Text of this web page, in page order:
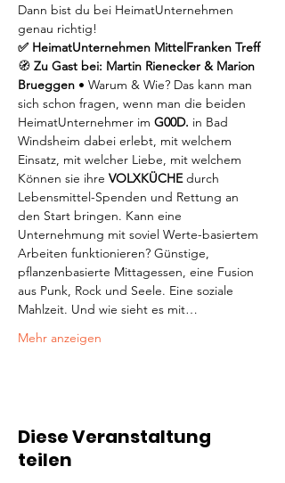
Dann bist du bei HeimatUnternehmen
genau richtig!
✅ HeimatUnternehmen MittelFranken Treff
🧭 Zu Gast bei: Martin Rienecker & Marion
Brueggen • Warum & Wie? Das kann man
sich schon fragen, wenn man die beiden
HeimatUnternehmer im G00D. in Bad
Windsheim dabei erlebt, mit welchem
Einsatz, mit welcher Liebe, mit welchem
Können sie ihre VOLXKÜCHE durch
Lebensmittel-Spenden und Rettung an
den Start bringen. Kann eine
Unternehmung mit soviel Werte-basiertem
Arbeiten funktionieren? Günstige,
pflanzenbasierte Mittagessen, eine Fusion
aus Punk, Rock und Seele. Eine soziale
Mahlzeit. Und wie sieht es mit…
Mehr anzeigen
Diese Veranstaltung
teilen